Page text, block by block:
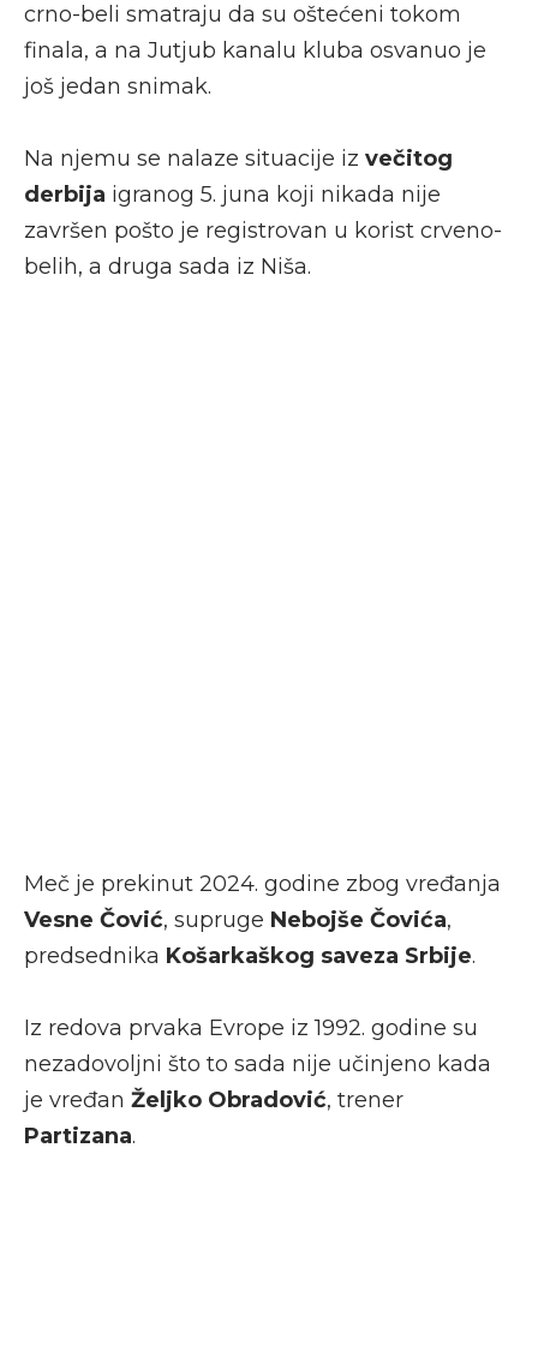
crno-beli smatraju da su oštećeni tokom
finala, a na Jutjub kanalu kluba osvanuo je
još jedan snimak.
Na njemu se nalaze situacije iz večitog
derbija igranog 5. juna koji nikada nije
završen pošto je registrovan u korist crveno-
belih, a druga sada iz Niša.
Meč je prekinut 2024. godine zbog vređanja
Vesne Čović, supruge Nebojše Čovića,
predsednika Košarkaškog saveza Srbije.
Iz redova prvaka Evrope iz 1992. godine su
nezadovoljni što to sada nije učinjeno kada
je vređan Željko Obradović, trener
Partizana.